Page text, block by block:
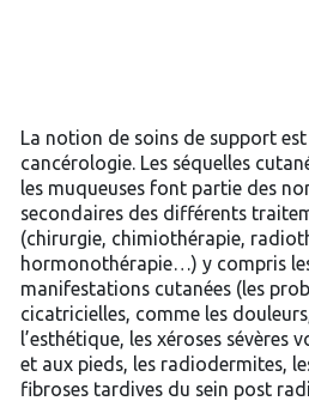
La notion de soins de support
cancérologie. Les séquelles
les muqueuses font partie des
secondaires des différents
(chirurgie, chimiothérapie,
hormonothérapie…) y compris
manifestations cutanées (les
cicatricielles, comme les
l’esthétique, les xéroses sévères
et aux pieds, les radiodermites,
fibroses tardives du sein post